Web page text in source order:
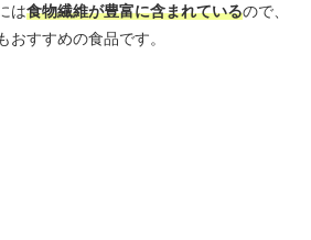
は食物繊維が豊富に含まれているので、
おすすめの食品です。